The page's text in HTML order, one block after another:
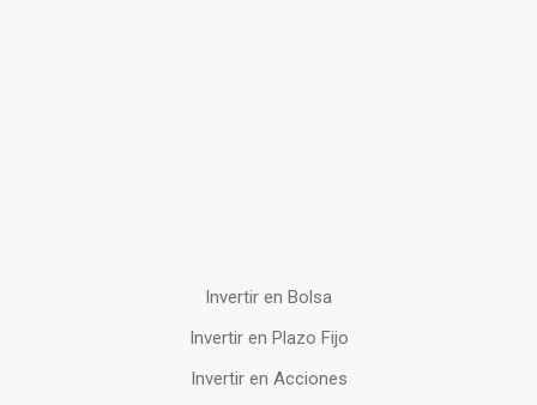
Invertir en Bolsa
Invertir en Plazo Fijo
Invertir en Acciones